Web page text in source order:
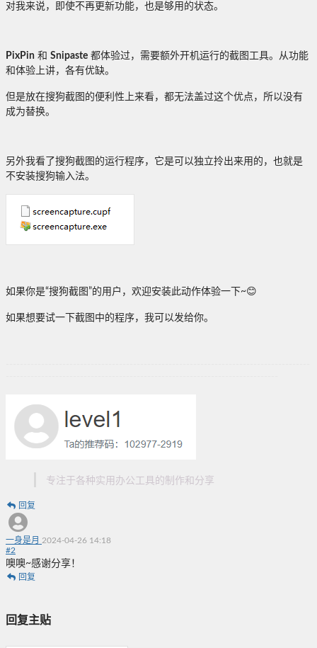
对我来说，即使不再更新功能，也是够用的状态。
PixPin 和 Snipaste 都体验过，需要额外开机运行的截图工具。从功能
和体验上讲，各有优缺。
但是放在搜狗截图的便利性上来看，都无法盖过这个优点，所以没有
成为替换。
另外我看了搜狗截图的运行程序，它是可以独立拎出来用的，也就是
不安装搜狗输入法。
如果你是“搜狗截图”的用户，欢迎安装此动作体验一下~😊
如果想要试一下截图中的程序，我可以发给你。
专注于各种实用办公工具的制作和分享
回复
一身是月 2024-04-26 14:18
#2
噢噢~感谢分享！
回复
回复主贴